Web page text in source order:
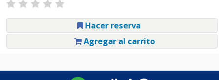
Hacer reserva
Agregar al carrito